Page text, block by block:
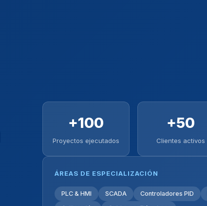
+100
Proyectos ejecutados
+50
Clientes activos
ÁREAS DE ESPECIALIZACIÓN
PLC & HMI SCADA Controladores PID